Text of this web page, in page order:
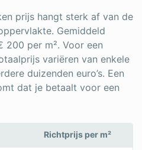
prijs hangt sterk af van de
Gemiddeld
200 per m². Voor een
variëren van enkele
duizenden euro’s. Een
dat je betaalt voor een
Richtprijs per m²